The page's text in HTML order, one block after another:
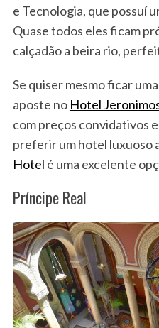
e Tecnologia, que possuí
Quase todos eles ficam
calçadão a beira rio,
Se quiser mesmo ficar
aposte no Hotel
com preços convidativos
preferir um hotel luxuoso
Hotel é uma excelente
Príncipe Real